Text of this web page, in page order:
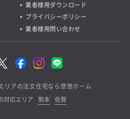
業者様用ダウンロード
プライバシーポリシー
業者様用問い合わせ
リアの注文住宅なら悠悠ホーム
対応エリア
熊本 佐賀